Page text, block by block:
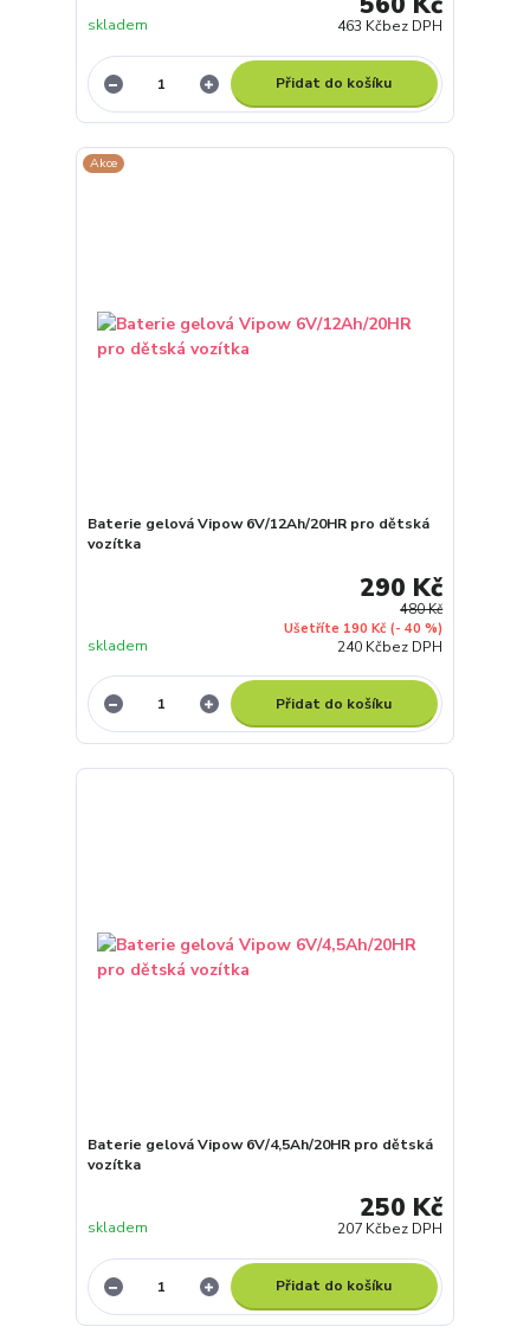
463 Kčbez DPH
skladem
Přidat do košíku
Akce
Baterie gelová Vipow 6V/12Ah/20HR pro dětská
vozítka
480 Kč
Ušetříte 190 Kč (- 40 %)
290 Kč
240 Kčbez DPH
skladem
Přidat do košíku
Baterie gelová Vipow 6V/4,5Ah/20HR pro dětská
vozítka
250 Kč
207 Kčbez DPH
skladem
Přidat do košíku